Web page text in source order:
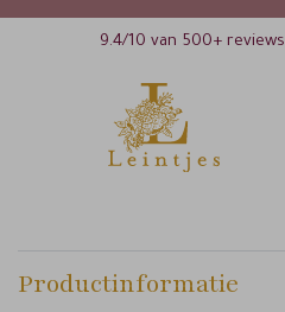
9.4/10 van 500+ reviews
Productinformatie